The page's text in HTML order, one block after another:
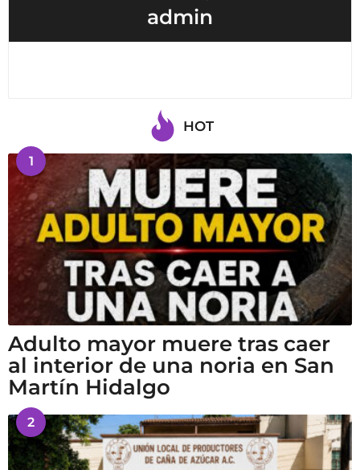
admin
HOT
1
Adulto mayor muere tras caer
al interior de una noria en San
Martín Hidalgo
2